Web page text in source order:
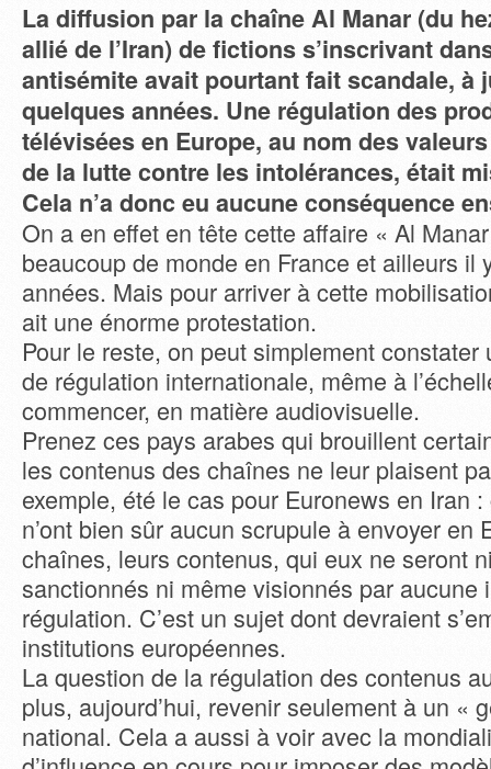
La diffusion par la chaîne Al Manar (du
allié de l’Iran) de fictions s’inscrivant
antisémite avait pourtant fait scandale, à
quelques années. Une régulation des
télévisées en Europe, au nom des
de la lutte contre les intolérances, était
Cela n’a donc eu aucune conséquence
On a en effet en tête cette affaire « Al
beaucoup de monde en France et ailleurs il
années. Mais pour arriver à cette
ait une énorme protestation.
Pour le reste, on peut simplement
de régulation internationale, même à
commencer, en matière audiovisuelle.
Prenez ces pays arabes qui brouillent
les contenus des chaînes ne leur plaisent
exemple, été le cas pour Euronews en Iran
n’ont bien sûr aucun scrupule à envoyer en
chaînes, leurs contenus, qui eux ne seront
sanctionnés ni même visionnés par aucune
régulation. C’est un sujet dont devraient
institutions européennes.
La question de la régulation des contenus
plus, aujourd’hui, revenir seulement à un «
national. Cela a aussi à voir avec la